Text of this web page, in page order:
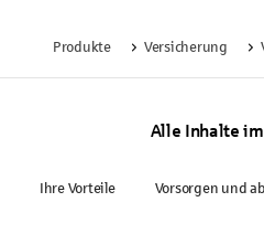
Produkte Versicherung
Alle Inhalte
Ihre Vorteile Vorsorgen und